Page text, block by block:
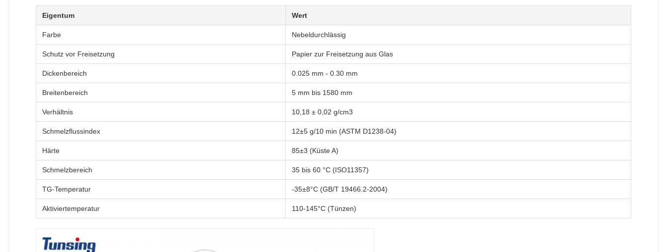
Eigentum Wert
Farbe Nebeldurchlässig
Schutz vor Freisetzung Papier zur Freisetzung aus Glas
Dickenbereich 0.025 mm - 0.30 mm
Breitenbereich 5 mm bis 1580 mm
Verhältnis 10,18 ± 0,02 g/cm3
Schmelzflussindex 12±5 g/10 min (ASTM D1238-04)
Härte 85±3 (Küste A)
Schmelzbereich 35 bis 60 °C (ISO11357)
TG-Temperatur -35±8°C (GB/T 19466.2-2004)
Aktiviertemperatur 110-145°C (Tünzen)